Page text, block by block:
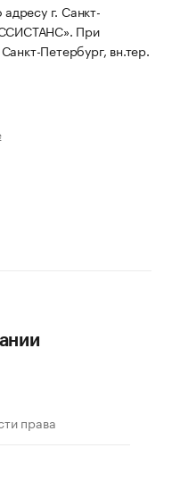
г. Санкт-
При
Петербург, вн.тер.
права